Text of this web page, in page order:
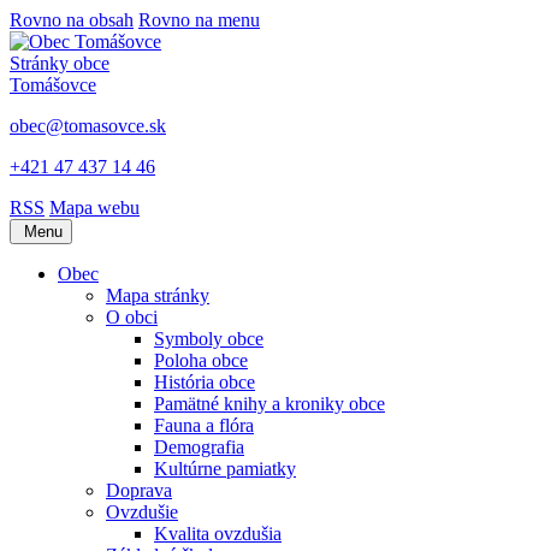
Rovno na obsah Rovno na menu
Stránky obce
Tomášovce
obec@tomasovce.sk
+421 47 437 14 46
RSS Mapa webu
Menu
Obec
Mapa stránky
O obci
Symboly obce
Poloha obce
História obce
Pamätné knihy a kroniky obce
Fauna a flóra
Demografia
Kultúrne pamiatky
Doprava
Ovzdušie
Kvalita ovzdušia